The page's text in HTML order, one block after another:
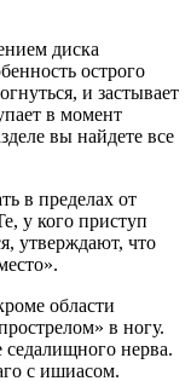
диска
острого
и застывает
в момент
вы найдете все
в пределах от
у кого приступ
утверждают, что
области
в ногу.
седалищного нерва.
с ишиасом.